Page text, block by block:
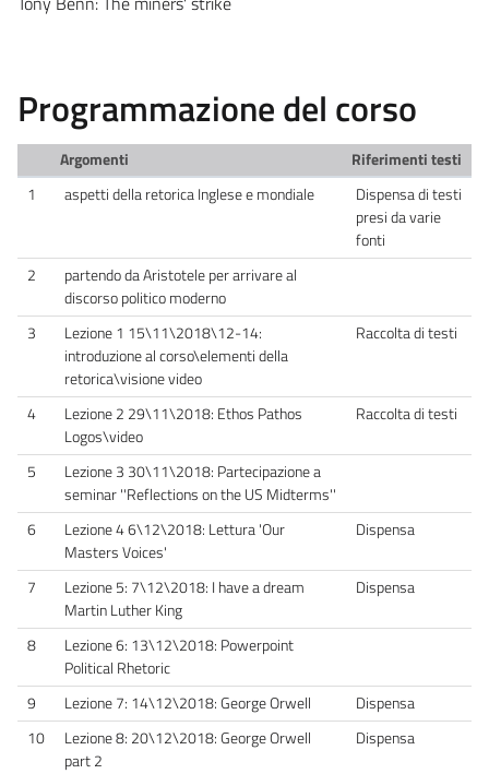
Programmazione del corso
Argomenti
Riferimenti testi
1
aspetti della retorica Inglese e mondiale
Dispensa di testi
presi da varie
fonti
2
partendo da Aristotele per arrivare al
discorso politico moderno
3
Lezione 1 15\11\2018\12-14:
introduzione al corso\elementi della
retorica\visione video
Raccolta di testi
4
Lezione 2 29\11\2018: Ethos Pathos
Logos\video
Raccolta di testi
5
Lezione 3 30\11\2018: Partecipazione a
seminar ''Reflections on the US Midterms''
6
Lezione 4 6\12\2018: Lettura 'Our
Masters Voices'
Dispensa
7
Lezione 5: 7\12\2018: I have a dream
Martin Luther King
Dispensa
8
Lezione 6: 13\12\2018: Powerpoint
Political Rhetoric
9
Lezione 7: 14\12\2018: George Orwell
Dispensa
10
Lezione 8: 20\12\2018: George Orwell
part 2
Dispensa